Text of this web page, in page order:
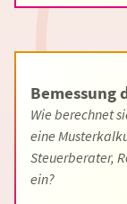
Bemessung
Wie berechnet
eine
Steuerberater,
ein?